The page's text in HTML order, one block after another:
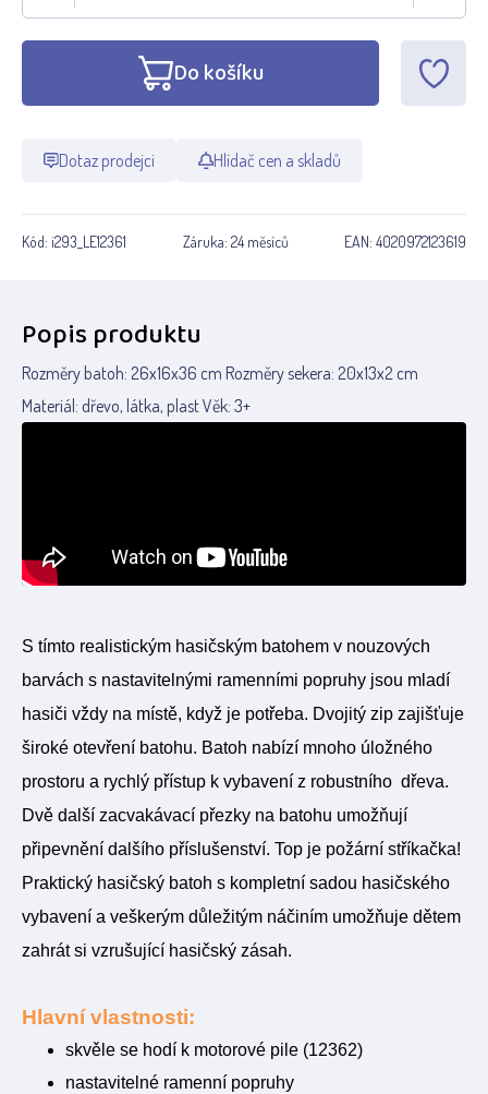
Do košíku
Dotaz prodejci Hlídač cen a skladů
Kód: i293_LE12361 Záruka: 24 měsíců EAN: 4020972123619
Popis produktu
Rozměry batoh: 26x16x36 cm Rozměry sekera: 20x13x2 cm
Materiál: dřevo, látka, plast Věk: 3+
S tímto realistickým hasičským batohem v nouzových
barvách s nastavitelnými ramenními popruhy jsou mladí
hasiči vždy na místě, když je potřeba. Dvojitý zip zajišťuje
široké otevření batohu. Batoh nabízí mnoho úložného
prostoru a rychlý přístup k vybavení z robustního dřeva.
Dvě další zacvakávací přezky na batohu umožňují
připevnění dalšího příslušenství. Top je požární stříkačka!
Praktický hasičský batoh s kompletní sadou hasičského
vybavení a veškerým důležitým náčiním umožňuje dětem
zahrát si vzrušující hasičský zásah.
Hlavní vlastnosti:
skvěle se hodí k motorové pile (12362)
nastavitelné ramenní popruhy